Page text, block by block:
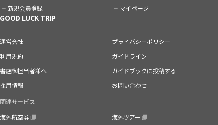
新規会員登録 マイページ
GOOD LUCK TRIP
運営会社
プライバシーポリシー
利用規約
ガイドライン
書店御担当者様へ
ガイドブックに投稿する
採用情報
お問い合わせ
関連サービス
海外航空券
海外ツアー